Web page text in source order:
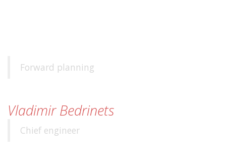
Forward planning
Vladimir Bedrinets
Chief engineer